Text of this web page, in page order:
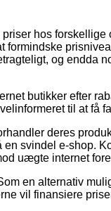
hos forskellige
og endda
butikker efter
til at få
deres
svindel e-shop.
uægte internet
en alternativ
vil finansiere